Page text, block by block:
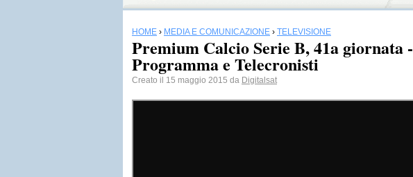
HOME › MEDIA E COMUNICAZIONE › TELEVISIONE
Premium Calcio Serie B, 41a giornata -
Programma e Telecronisti
Creato il 15 maggio 2015 da Digitalsat